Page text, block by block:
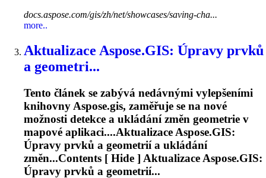
docs.aspose.com/gis/zh/net/showcases/saving-cha...
more..
Aktualizace Aspose.GIS: Úpravy prvků
a geometri...
Tento článek se zabývá nedávnými vylepšeními
knihovny Aspose.gis, zaměřuje se na nové
možnosti detekce a ukládání změn geometrie v
mapové aplikaci....Aktualizace Aspose.GIS:
Úpravy prvků a geometrií a ukládání
změn...Contents [ Hide ] Aktualizace Aspose.GIS:
Úpravy prvků a geometrií...